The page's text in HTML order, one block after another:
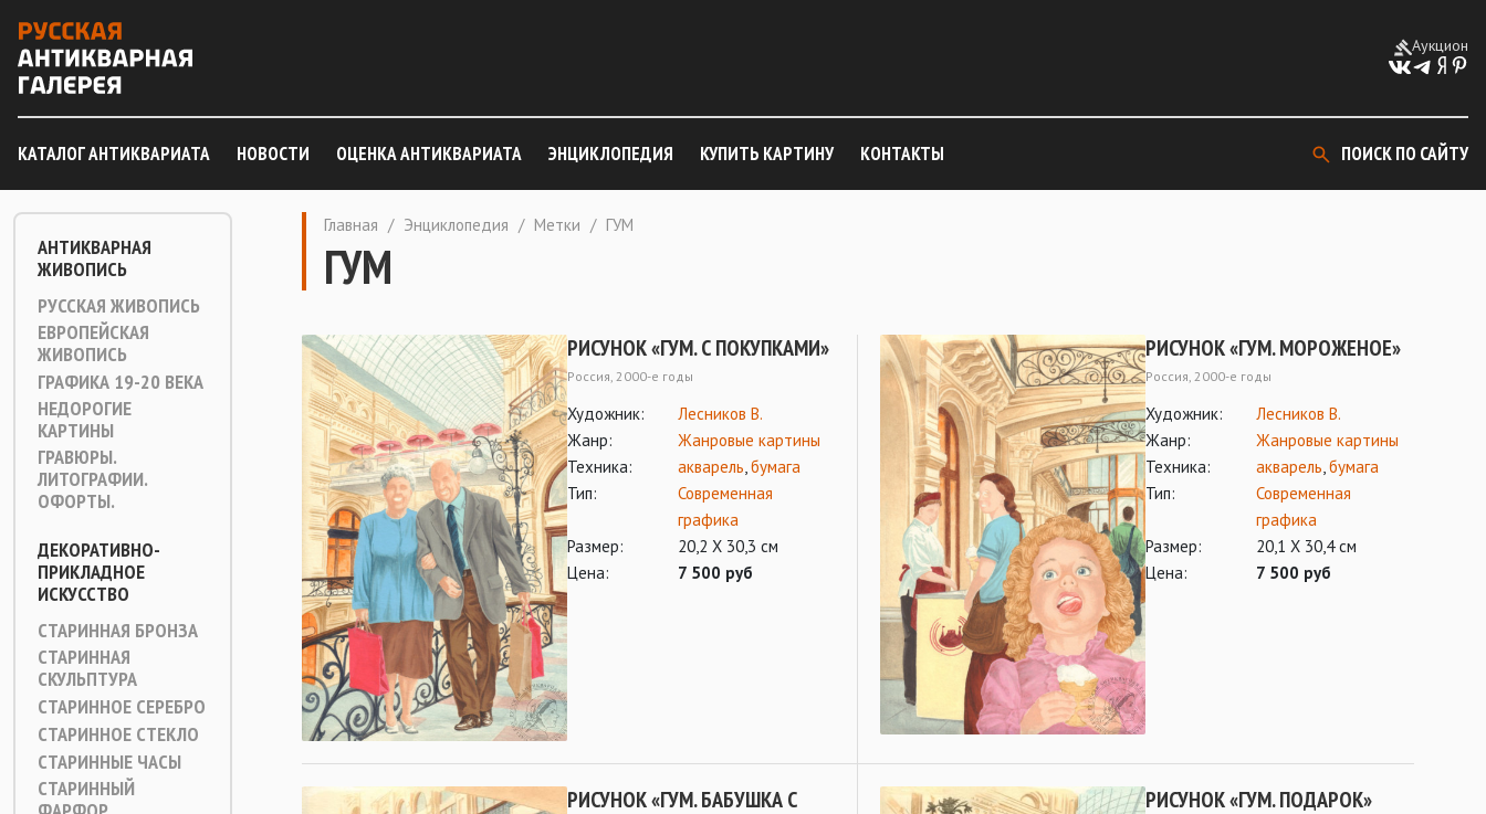
Аукцион
КАТАЛОГ АНТИКВАРИАТА НОВОСТИ ОЦЕНКА АНТИКВАРИАТА ЭНЦИКЛОПЕДИЯ КУПИТЬ КАРТИНУ КОНТАКТЫ ПОИСК ПО САЙТУ
АНТИКВАРНАЯ
ЖИВОПИСЬ
РУССКАЯ ЖИВОПИСЬ
ЕВРОПЕЙСКАЯ
ЖИВОПИСЬ
ГРАФИКА 19-20 ВЕКА
НЕДОРОГИЕ
КАРТИНЫ
ГРАВЮРЫ.
ЛИТОГРАФИИ.
ОФОРТЫ.
ДЕКОРАТИВНО-
ПРИКЛАДНОЕ
ИСКУССТВО
СТАРИННАЯ БРОНЗА
СТАРИННАЯ
СКУЛЬПТУРА
СТАРИННОЕ СЕРЕБРО
СТАРИННОЕ СТЕКЛО
СТАРИННЫЕ ЧАСЫ
СТАРИННЫЙ
Главная / Энциклопедия / Метки / ГУМ
ГУМ
РИСУНОК «ГУМ. С ПОКУПКАМИ»
Россия, 2000-е годы
Художник:
Лесников В.
Жанр:
Жанровые картины
Техника:
акварель,бумага
Тип:
Современная
графика
Размер:
20,2 Х 30,3 см
Цена:
7 500 руб
РИСУНОК «ГУМ. МОРОЖЕНОЕ»
Россия, 2000-е годы
Художник:
Лесников В.
Жанр:
Жанровые картины
Техника:
акварель,бумага
Тип:
Современная
графика
Размер:
20,1 Х 30,4 см
Цена:
7 500 руб
РИСУНОК «ГУМ. БАБУШКА С
РИСУНОК «ГУМ. ПОДАРОК»